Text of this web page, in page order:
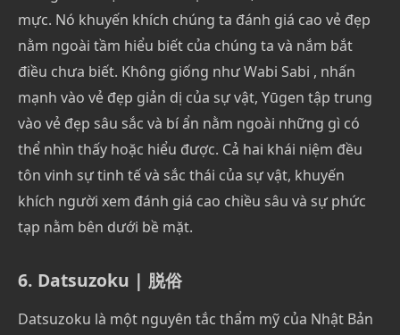
mực. Nó khuyến khích chúng ta đánh giá cao vẻ đẹp
nằm ngoài tầm hiểu biết của chúng ta và nắm bắt
điều chưa biết. Không giống như Wabi Sabi , nhấn
mạnh vào vẻ đẹp giản dị của sự vật, Yūgen tập trung
vào vẻ đẹp sâu sắc và bí ẩn nằm ngoài những gì có
thể nhìn thấy hoặc hiểu được. Cả hai khái niệm đều
tôn vinh sự tinh tế và sắc thái của sự vật, khuyến
khích người xem đánh giá cao chiều sâu và sự phức
tạp nằm bên dưới bề mặt.
6. Datsuzoku | 脱俗
Datsuzoku là một nguyên tắc thẩm mỹ của Nhật Bản